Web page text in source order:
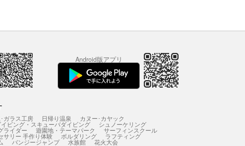
Android版アプリ
ガラス工房 日帰り温泉 カヌー･カヤック
イビング・スキューバダイビング シュノーケリング
ライダー 遊園地・テーマパーク サーフィンスクール
サリー 手作り体験 ボルダリング ラフティング
バンジージャンプ 水族館 花火大会